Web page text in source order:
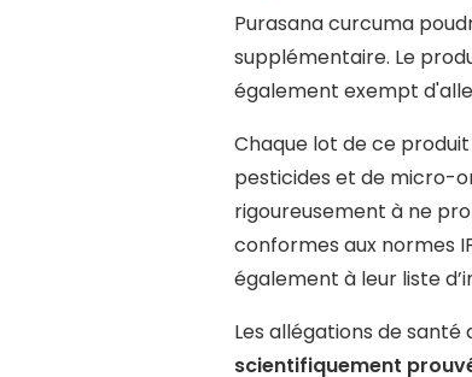
Minéraux
Kalium
Fer
Calcium
*Apport journalier
Purasana curcuma
supplémentaire. Le
également exempt
Chaque lot de ce
pesticides et de micro-
rigoureusement à ne
conformes aux normes
également à leur liste
Les allégations de
scientifiquement